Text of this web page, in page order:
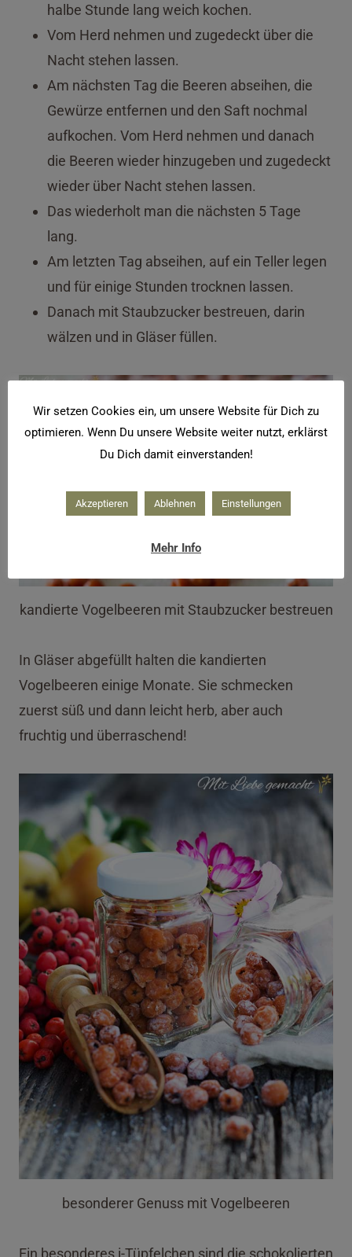
halbe Stunde lang weich kochen.
Vom Herd nehmen und zugedeckt über die
Nacht stehen lassen.
Am nächsten Tag die Beeren abseihen, die
Gewürze entfernen und den Saft nochmal
aufkochen. Vom Herd nehmen und danach
die Beeren wieder hinzugeben und zugedeckt
wieder über Nacht stehen lassen.
Das wiederholt man die nächsten 5 Tage
lang.
Am letzten Tag abseihen, auf ein Teller legen
und für einige Stunden trocknen lassen.
Danach mit Staubzucker bestreuen, darin
wälzen und in Gläser füllen.
kandierte Vogelbeeren mit Staubzucker bestreuen
In Gläser abgefüllt halten die kandierten
Vogelbeeren einige Monate. Sie schmecken
zuerst süß und dann leicht herb, aber auch
fruchtig und überraschend!
besonderer Genuss mit Vogelbeeren
Ein besonderes i-Tüpfelchen sind die schokolierten
Wir setzen Cookies ein, um unsere Website für Dich zu
optimieren. Wenn Du unsere Website weiter nutzt, erklärst
Du Dich damit einverstanden!
Akzeptieren Ablehnen Einstellungen
Mehr Info